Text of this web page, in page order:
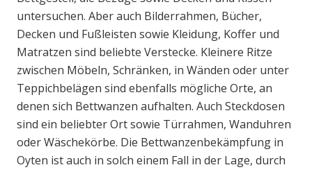
untersuchen. Aber auch Bilderrahmen, Bücher,
Decken und Fußleisten sowie Kleidung, Koffer und
Matratzen sind beliebte Verstecke. Kleinere Ritze
zwischen Möbeln, Schränken, in Wänden oder unter
Teppichbelägen sind ebenfalls mögliche Orte, an
denen sich Bettwanzen aufhalten. Auch Steckdosen
sind ein beliebter Ort sowie Türrahmen, Wanduhren
oder Wäschekörbe. Die Bettwanzenbekämpfung in
Oyten ist auch in solch einem Fall in der Lage, durch